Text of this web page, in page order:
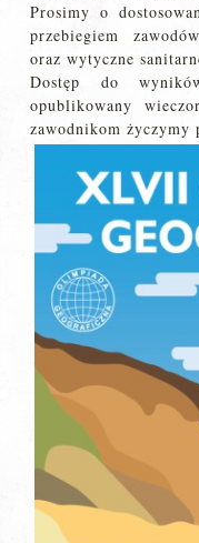
Prosimy o
przebiegiem
oraz wytyczne
Dostęp do
opublikowany
zawodnikom życzymy